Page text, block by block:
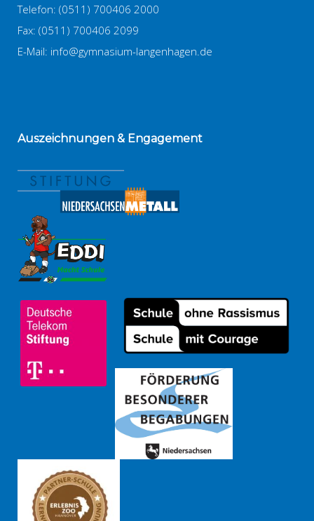
Telefon: (0511) 700406 2000
Fax: (0511) 700406 2099
E-Mail: info@gymnasium-langenhagen.de
Auszeichnungen & Engagement